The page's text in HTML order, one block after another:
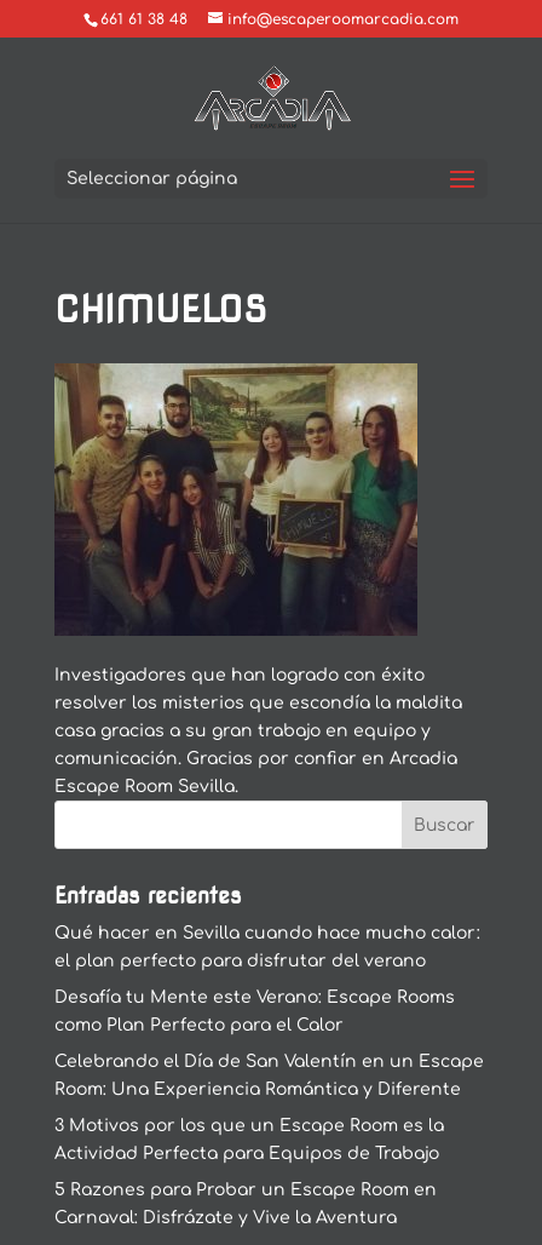
661 61 38 48 info@escaperoomarcadia.com
Seleccionar página
CHIMUELOS
Investigadores que han logrado con éxito
resolver los misterios que escondía la maldita
casa gracias a su gran trabajo en equipo y
comunicación. Gracias por confiar en Arcadia
Escape Room Sevilla.
Entradas recientes
Qué hacer en Sevilla cuando hace mucho calor:
el plan perfecto para disfrutar del verano
Desafía tu Mente este Verano: Escape Rooms
como Plan Perfecto para el Calor
Celebrando el Día de San Valentín en un Escape
Room: Una Experiencia Romántica y Diferente
3 Motivos por los que un Escape Room es la
Actividad Perfecta para Equipos de Trabajo
5 Razones para Probar un Escape Room en
Carnaval: Disfrázate y Vive la Aventura